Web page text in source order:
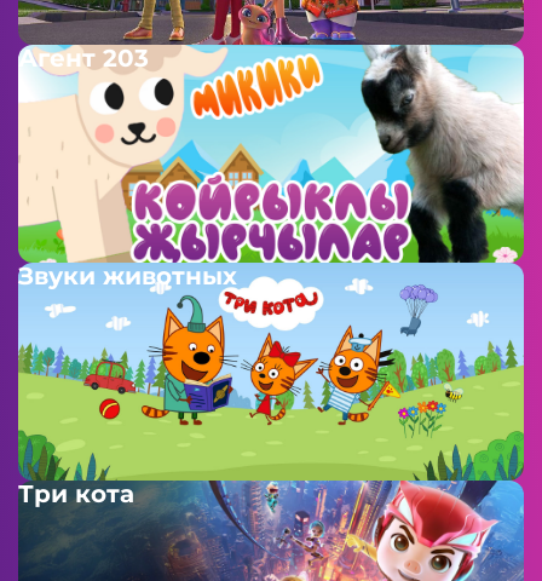
Агент 203
Звуки животных
Три кота